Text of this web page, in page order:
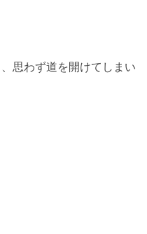
思わず道を開けてしまい